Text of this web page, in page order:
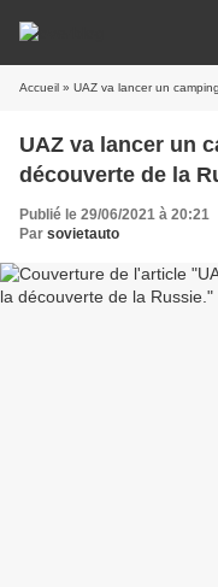
Accueil » UAZ va lancer un
UAZ va lancer un
découverte de la
Publié le 29/06/2021 à 20:21
Par sovietauto